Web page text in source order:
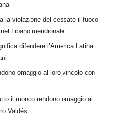
la violazione del cessate il fuoco
Libano meridionale
difendere l’America Latina,
omaggio al loro vincolo con
il mondo rendono omaggio al
Valdés